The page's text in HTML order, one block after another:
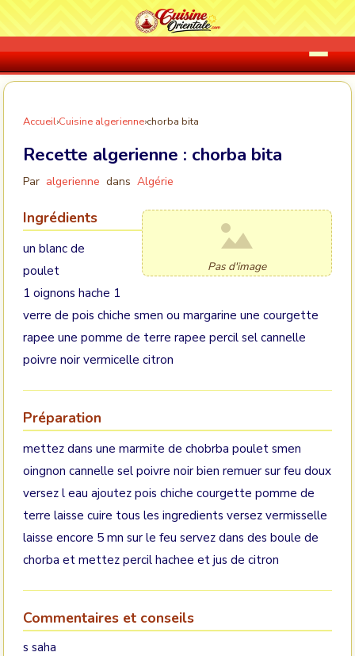
Accueil›Cuisine algerienne›chorba bita
Recette algerienne : chorba bita
Par algerienne dans Algérie
Pas d'image
Ingrédients
un blanc de
poulet
1 oignons hache 1
verre de pois chiche smen ou margarine une courgette
rapee une pomme de terre rapee percil sel cannelle
poivre noir vermicelle citron
Préparation
mettez dans une marmite de chobrba poulet smen
oingnon cannelle sel poivre noir bien remuer sur feu doux
versez l eau ajoutez pois chiche courgette pomme de
terre laisse cuire tous les ingredients versez vermisselle
laisse encore 5 mn sur le feu servez dans des boule de
chorba et mettez percil hachee et jus de citron
Commentaires et conseils
s saha